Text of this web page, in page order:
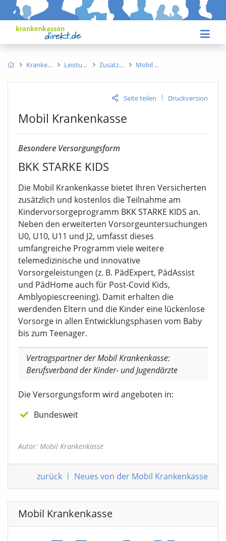
Kranke Leistu Zusatz Mobil
Seite teilen | Druckversion
Mobil Krankenkasse
Besondere Versorgungsform
BKK STARKE KIDS
Die Mobil Krankenkasse bietet Ihren Versicherten
zusätzlich und kostenlos die Teilnahme am
Kindervorsorgeprogramm BKK STARKE KIDS an.
Neben den erweiterten Vorsorgeuntersuchungen
U0, U10, U11 und J2, umfasst dieses
umfangreiche Programm viele weitere
telemedizinische und innovative
Vorsorgeleistungen (z. B. PädExpert, PädAssist
und PädHome auch für Post-Covid Kids,
Amblyopiescreening). Damit erhalten die
werdenden Eltern und die Kinder eine lückenlose
Vorsorge in allen Entwicklungsphasen vom Baby
bis zum Teenager.
Vertragspartner der Mobil Krankenkasse:
Berufsverband der Kinder- und Jugendärzte
Die Versorgungsform wird angeboten in:
Bundesweit
Autor: Mobil Krankenkasse
zurück | Neues von der Mobil Krankenkasse
Mobil Krankenkasse